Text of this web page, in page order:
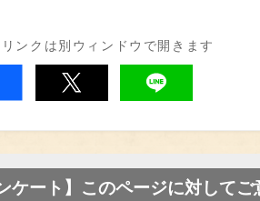
ンクは別ウィンドウで開きます
ケート】このページに対して